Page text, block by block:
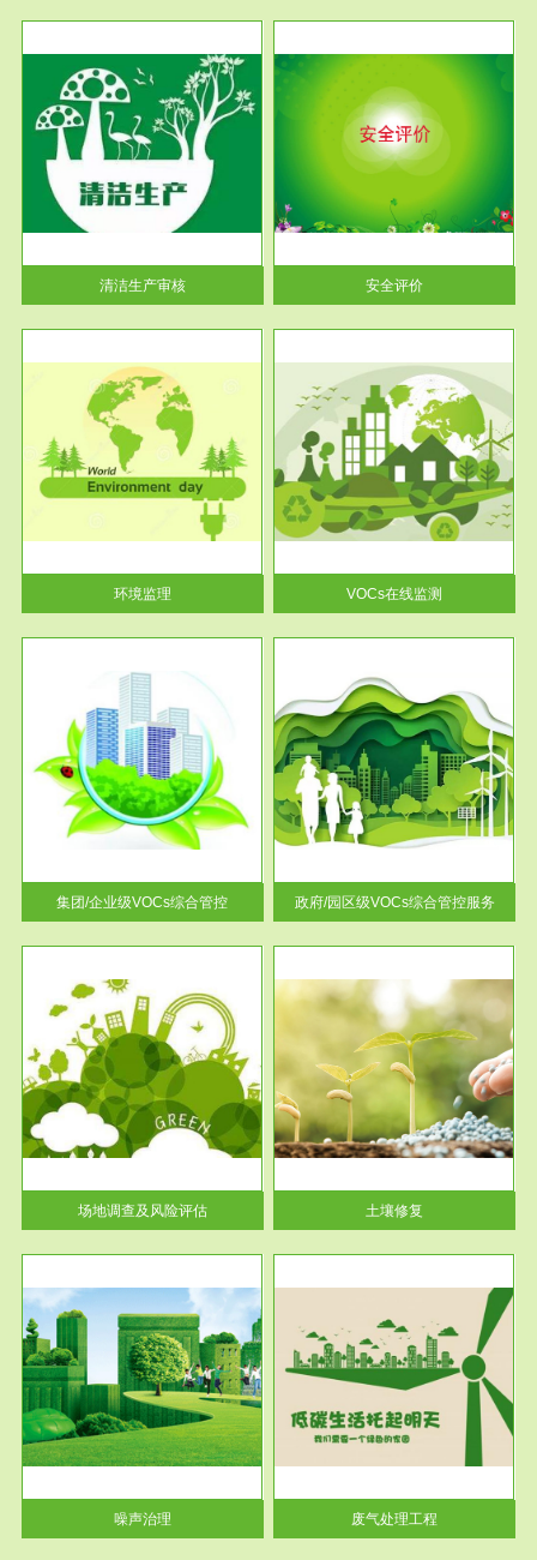
清洁生产审核
服务范围
安全评价
安全评价安全评价目的是查找、
分析和预测工程、系统、生产经
营活...
安全评价
环境监理
服务范围
VOCs在线监测
根据《重点区域大气污染防
治“十二五”规划》有机废气净化
率达...
VOCs在线监测
集团/企业级VOCs综合管控
服务范围
政府/园区级VOCs综合管控服务
根据《石化行业挥发性有机物综
合整治方案》文件要求，到2017
年，全...
政府/园区级VOCs综合管控服务
场地调查及风险评估
服务范围
土壤修复
土壤修复
噪声治理
服务范围
废气处理工程
废气处理工程